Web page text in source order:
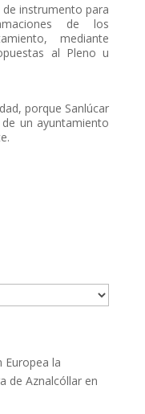
instrumento para
de los
mediante
al Pleno u
porque Sanlúcar
un ayuntamiento
Europea la
de Aznalcóllar en